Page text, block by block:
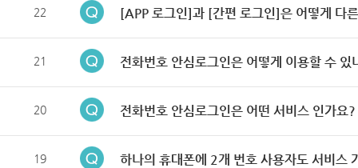
22 [APP 로그인]과 [간편 로그인]은 어떻게 다
21 전화번호 안심로그인은 어떻게 이용할 수 있
20 전화번호 안심로그인은 어떤 서비스 인가요?
19 하나의 휴대폰에 2개 번호 사용자도 서비스